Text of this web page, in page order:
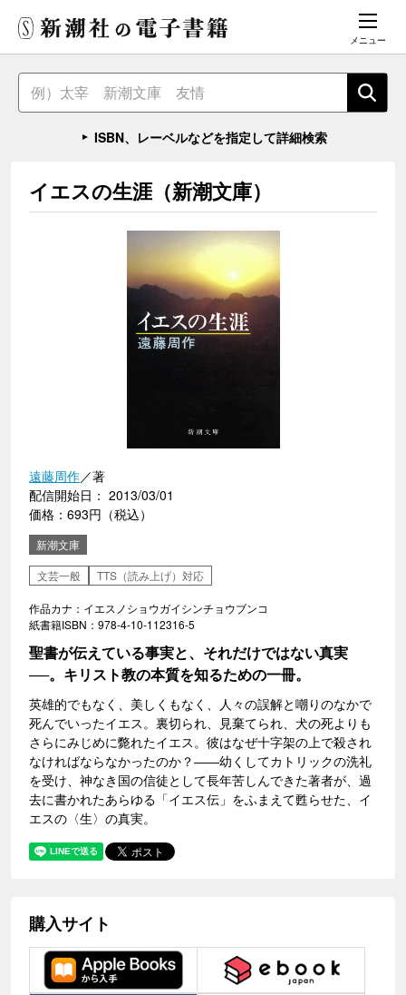
メニュー
ISBN、レーベルなどを指定して詳細検索
イエスの生涯（新潮文庫）
遠藤周作／著
配信開始日： 2013/03/01
価格：693円（税込）
新潮文庫
文芸一般
TTS（読み上げ）対応
作品カナ：イエスノショウガイシンチョウブンコ
紙書籍ISBN：978-4-10-112316-5
聖書が伝えている事実と、それだけではない真実
──。キリスト教の本質を知るための一冊。
英雄的でもなく、美しくもなく、人々の誤解と嘲りのなかで
死んでいったイエス。裏切られ、見棄てられ、犬の死よりも
さらにみじめに斃れたイエス。彼はなぜ十字架の上で殺され
なければならなかったのか？――幼くしてカトリックの洗礼
を受け、神なき国の信徒として長年苦しんできた著者が、過
去に書かれたあらゆる「イエス伝」をふまえて甦らせた、イ
エスの〈生〉の真実。
購入サイト